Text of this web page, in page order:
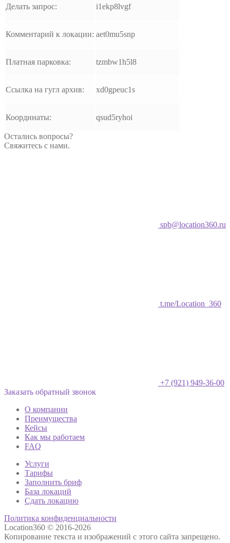
Делать запрос: i1ekp8lvgf
Комментарий к локации: aet0mu5snp
Платная парковка: tzmbw1h5l8
Ссылка на гугл архив: xd0gpeuc1s
Координаты: qsud5ryhoi
Остались вопросы?
Свяжитесь с нами.
spb@location360.ru
t.me/Location_360
+7 (921) 949-36-00
Заказать обратный звонок
О компании
Преимущества
Кейсы
Как мы работаем
FAQ
Услуги
Тарифы
Заполнить бриф
База локаций
Сдать локацию
Политика конфиденциальности
Location360 © 2016-2026
Копирование текста и изображений с этого сайта запрещено.